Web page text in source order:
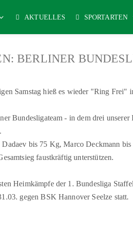
AKTUELLES SPORTARTEN
BERLINER
Samstag hieß es wieder "Ring Frei"
Bundesligateam - in dem drei
Dadaev bis 75 Kg, Marco Deckmann
faustkräftig unterstützen.
Heimkämpfe der 1. Bundesliga
gegen BSK Hannover Seelze statt.